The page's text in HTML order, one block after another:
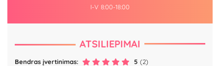
I-V 8:00-18:00
ATSILIEPIMAI
Bendras įvertinimas: 5 (2)